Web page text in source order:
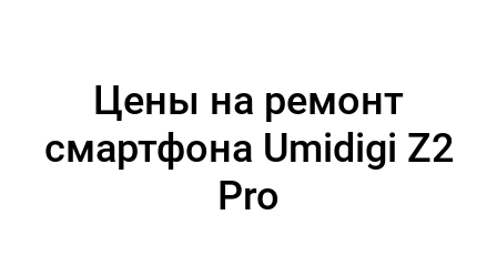
Цены на ремонт
смартфона Umidigi Z2
Pro